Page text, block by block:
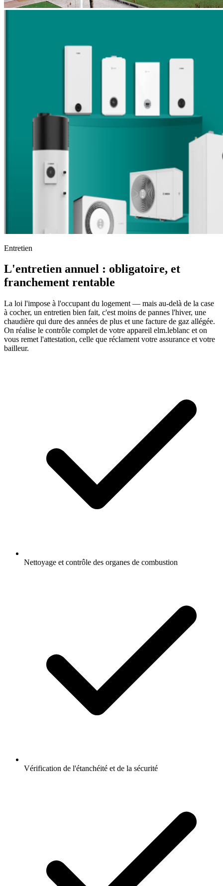
Entretien
L'entretien annuel : obligatoire, et
franchement rentable
La loi l'impose à l'occupant du logement — mais au-delà de la case
à cocher, un entretien bien fait, c'est moins de pannes l'hiver, une
chaudière qui dure des années de plus et une facture de gaz allégée.
On réalise le contrôle complet de votre appareil elm.leblanc et on
vous remet l'attestation, celle que réclament votre assurance et votre
bailleur.
Nettoyage et contrôle des organes de combustion
Vérification de l'étanchéité et de la sécurité